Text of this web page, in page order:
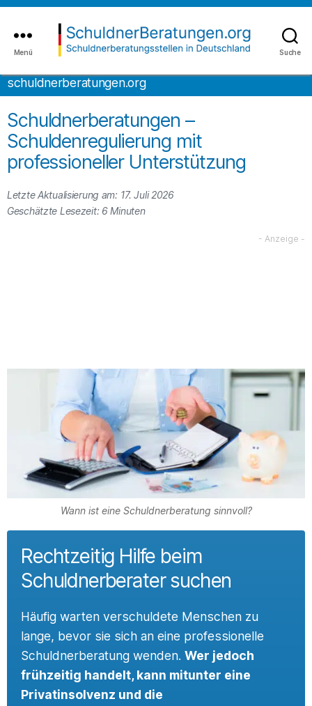
Inhalt
springen
to
the
content
Suche
Menü
schuldnerberatungen.org
Sch­uld­ner­be­rat­ung­en –
Schuldenregulierung mit
professioneller Unterstützung
Letzte Aktualisierung am: 17. Juli 2026
Geschätzte Lesezeit: 6 Minuten
Wann ist eine Schuldnerberatung sinnvoll?
Rechtzeitig Hilfe beim
Schuldnerberater suchen
Häufig warten verschuldete Menschen zu
lange, bevor sie sich an eine professionelle
Schuldnerberatung wenden. Wer jedoch
frühzeitig handelt, kann mitunter eine
Privatinsolvenz und die